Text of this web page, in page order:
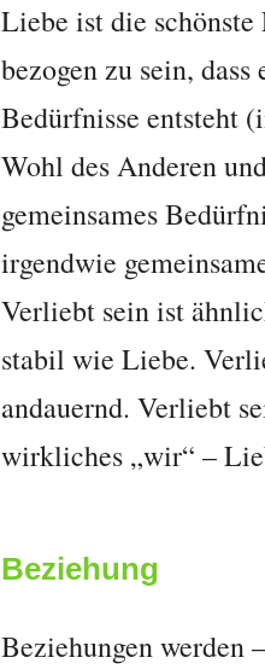
Liebe ist die schönste
bezogen zu sein,
Bedürfnisse entsteht
Wohl des Anderen
gemeinsames
irgendwie
Verliebt sein ist
stabil wie Liebe.
andauernd. Verliebt
wirkliches „wir“ –
Beziehung
Beziehungen werden